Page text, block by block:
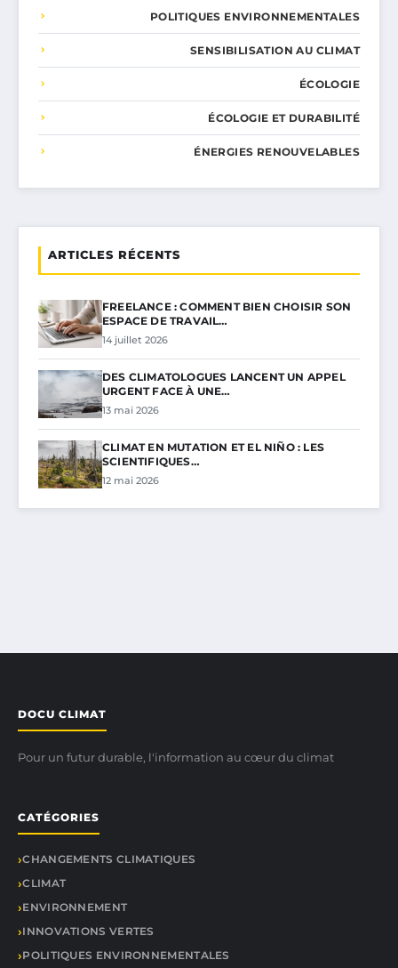
POLITIQUES ENVIRONNEMENTALES
SENSIBILISATION AU CLIMAT
ÉCOLOGIE
ÉCOLOGIE ET DURABILITÉ
ÉNERGIES RENOUVELABLES
ARTICLES RÉCENTS
FREELANCE : COMMENT BIEN CHOISIR SON
ESPACE DE TRAVAIL…
14 juillet 2026
DES CLIMATOLOGUES LANCENT UN APPEL
URGENT FACE À UNE…
13 mai 2026
CLIMAT EN MUTATION ET EL NIÑO : LES
SCIENTIFIQUES…
12 mai 2026
DOCU CLIMAT
Pour un futur durable, l'information au cœur du climat
CATÉGORIES
CHANGEMENTS CLIMATIQUES
CLIMAT
ENVIRONNEMENT
INNOVATIONS VERTES
POLITIQUES ENVIRONNEMENTALES